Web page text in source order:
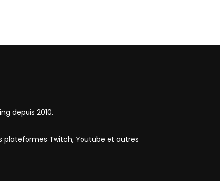
depuis 2010.
plateformes Twitch, Youtube et autres